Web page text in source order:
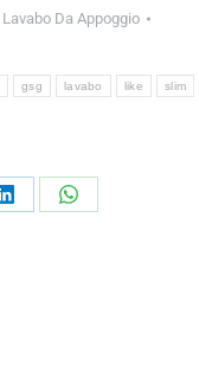
Lavabo Da Appoggio
gsg lavabo like slim